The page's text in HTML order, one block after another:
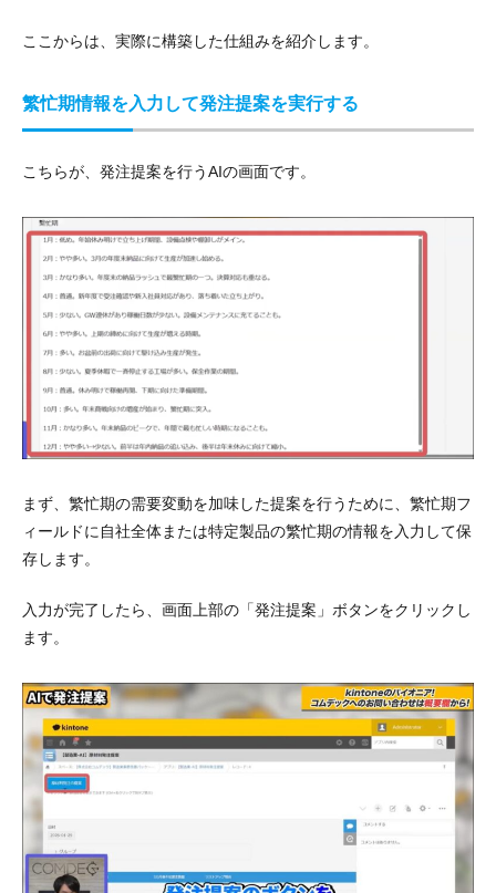
ここからは、実際に構築した仕組みを紹介します。
繁忙期情報を入力して発注提案を実行する
こちらが、発注提案を行うAIの画面です。
まず、繁忙期の需要変動を加味した提案を行うために、繁忙期フ
ィールドに自社全体または特定製品の繁忙期の情報を入力して保
存します。
入力が完了したら、画面上部の「発注提案」ボタンをクリックし
ます。